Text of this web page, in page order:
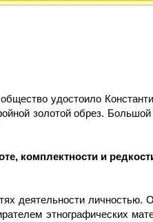
удостоило
золотой обрез.
комплектности и
деятельности
этнографических